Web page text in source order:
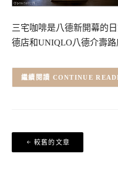
三宅咖啡是八德新開幕的
德店和UNIQLO八德介壽
CONTINUE
文
章
較舊的文章